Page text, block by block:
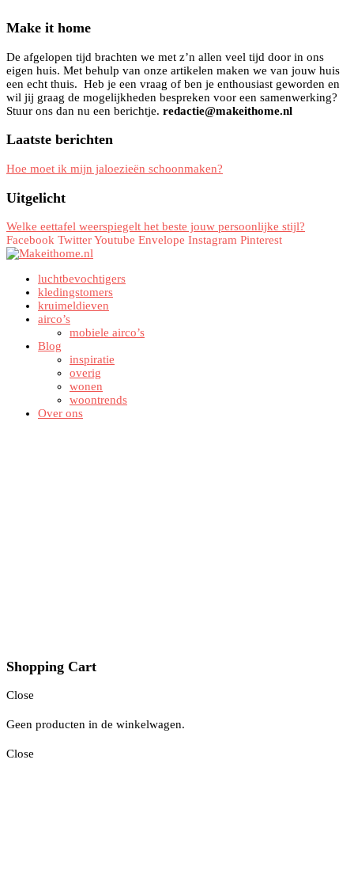
Make it home
De afgelopen tijd brachten we met z’n allen veel tijd door in ons
eigen huis. Met behulp van onze artikelen maken we van jouw huis
een echt thuis. Heb je een vraag of ben je enthousiast geworden en
wil jij graag de mogelijkheden bespreken voor een samenwerking?
Stuur ons dan nu een berichtje. redactie@makeithome.nl
Laatste berichten
Hoe moet ik mijn jaloezieën schoonmaken?
Uitgelicht
Welke eettafel weerspiegelt het beste jouw persoonlijke stijl?
Facebook TwitterYoutube Envelope Instagram Pinterest
luchtbevochtigers
kledingstomers
kruimeldieven
airco’s
mobiele airco’s
Blog
inspiratie
overig
wonen
woontrends
Over ons
Shopping Cart
Close
Geen producten in de winkelwagen.
Close